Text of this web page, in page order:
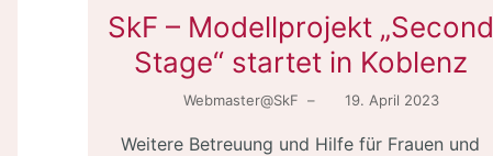
SkF – Modellprojekt „Second
Stage“ startet in Koblenz
Webmaster@SkF – 19. April 2023
Weitere Betreuung und Hilfe für Frauen und